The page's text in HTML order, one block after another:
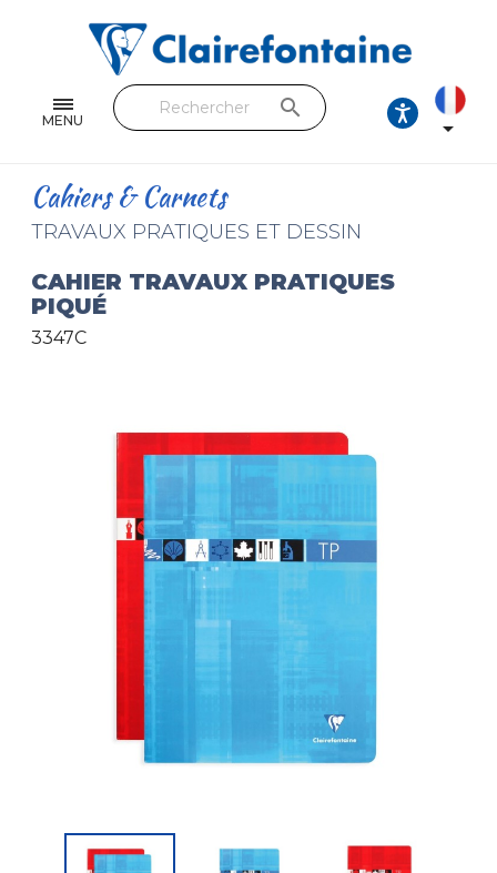
MENU
Feuilles & Copies
Beaux-arts & Dessin
Loisirs créatifs
Cuir & trousses
search

Cahiers & Carnets
TRAVAUX PRATIQUES ET DESSIN
CAHIER TRAVAUX PRATIQUES
PIQUÉ
3347C